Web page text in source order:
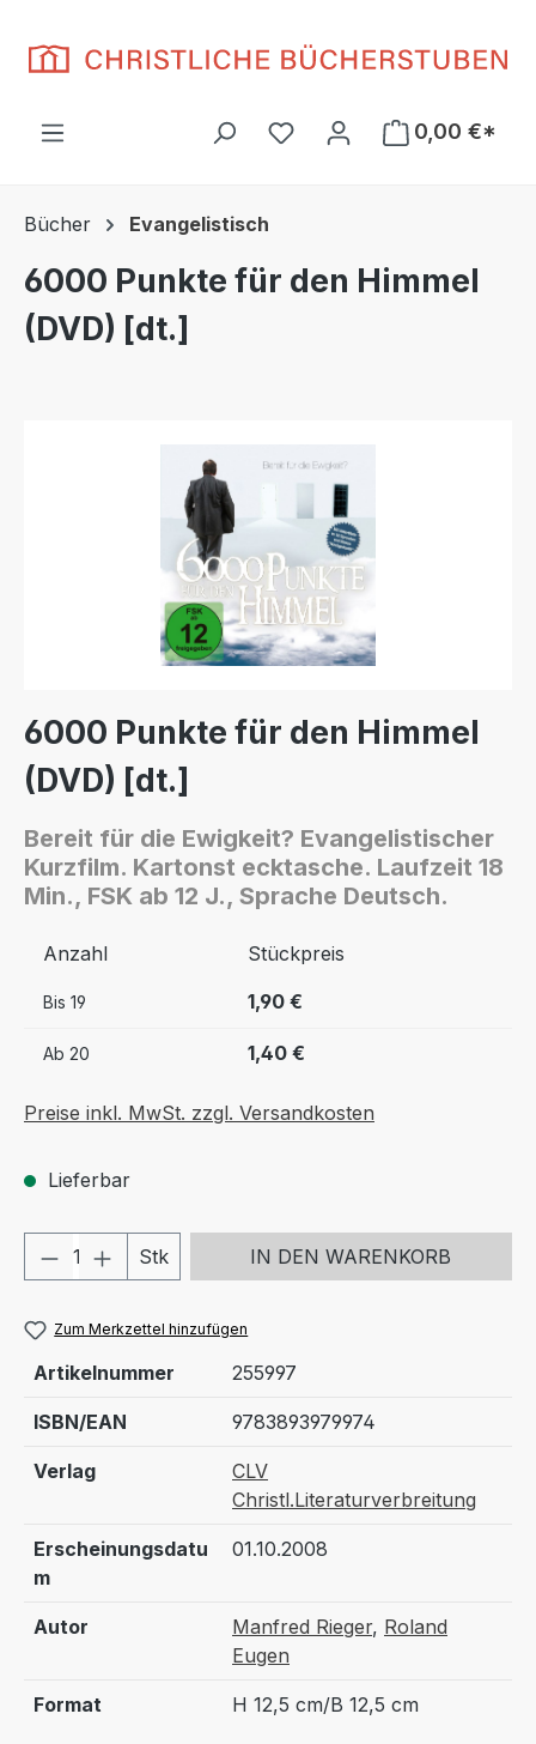
Du hast 0 Produkte auf
0,00 €*
Bücher Evangelistisch
6000 Punkte für den Himmel
(DVD) [dt.]
6000 Punkte für den Himmel
(DVD) [dt.]
Bereit für die Ewigkeit? Evangelistischer
Kurzfilm. Kartonst ecktasche. Laufzeit 18
Min., FSK ab 12 J., Sprache Deutsch.
Anzahl Stückpreis
Bis 19 1,90 €
Ab 20 1,40 €
Preise inkl. MwSt. zzgl. Versandkosten
Lieferbar
Produkt Anzahl: Gib den
Stk IN DEN WARENKORB
Zum Merkzettel hinzufügen
Artikelnummer 255997
ISBN/EAN 9783893979974
Verlag
CLV
Christl.Literaturverbreitung
Erscheinungsdatu
m
01.10.2008
Autor Manfred Rieger, Roland
Eugen
Format H 12,5 cm/B 12,5 cm